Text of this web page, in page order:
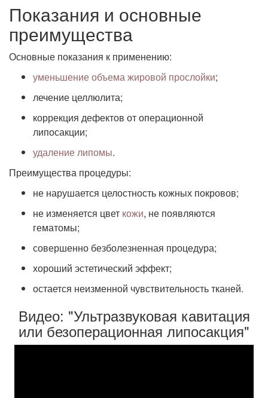
Показания и основные
преимущества
Основные показания к применению:
уменьшение объема жировой прослойки;
лечение целлюлита;
коррекция дефектов от операционной
липосакции;
удаление липомы.
Преимущества процедуры:
не нарушается целостность кожных покровов;
не изменяется цвет кожи, не появляются
гематомы;
совершенно безболезненная процедура;
хороший эстетический эффект;
остается неизменной чувствительность тканей.
Видео: "Ультразвуковая кавитация
или безоперационная липосакция"